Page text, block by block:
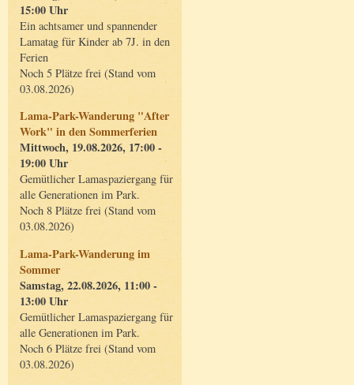
15:00 Uhr
Ein achtsamer und spannender
Lamatag für Kinder ab 7J. in den
Ferien
Noch 5 Plätze frei (Stand vom
03.08.2026)
Lama-Park-Wanderung "After
Work" in den Sommerferien
Mittwoch, 19.08.2026, 17:00 -
19:00 Uhr
Gemütlicher Lamaspaziergang für
alle Generationen im Park.
Noch 8 Plätze frei (Stand vom
03.08.2026)
Lama-Park-Wanderung im
Sommer
Samstag, 22.08.2026, 11:00 -
13:00 Uhr
Gemütlicher Lamaspaziergang für
alle Generationen im Park.
Noch 6 Plätze frei (Stand vom
03.08.2026)